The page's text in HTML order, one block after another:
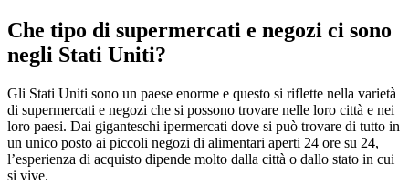
Che tipo di supermercati e negozi ci sono
negli Stati Uniti?
Gli Stati Uniti sono un paese enorme e questo si riflette nella varietà
di supermercati e negozi che si possono trovare nelle loro città e nei
loro paesi. Dai giganteschi ipermercati dove si può trovare di tutto in
un unico posto ai piccoli negozi di alimentari aperti 24 ore su 24,
l’esperienza di acquisto dipende molto dalla città o dallo stato in cui
si vive.